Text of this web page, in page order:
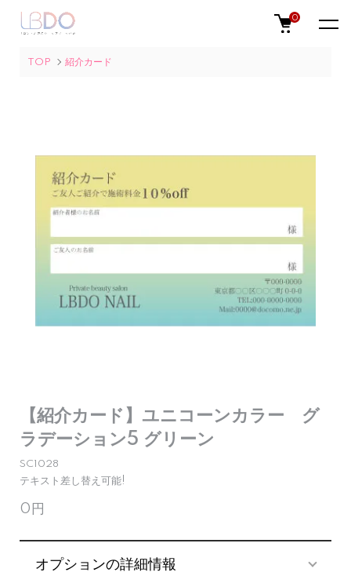
0
TOP 紹介カード
【紹介カード】ユニコーンカラー グ
ラデーション5 グリーン
SC1028
テキスト差し替え可能!
0円
オプションの詳細情報